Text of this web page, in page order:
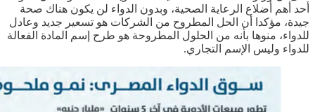
أحد أهم أضلاع الرعاية الصحية، وبدون الدواء لن يكون هناك صحة
جيدة، مؤكدا أن الحل المطروح من الشركات هو تسعير جديد وعادل
للدواء، منوها بأنه من الحلول المطروحة هو طرح إسم المادة الفعالة
للدواء وليس الإسم التجاري.